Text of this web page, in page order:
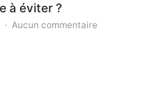
à éviter ?
Aucun commentaire